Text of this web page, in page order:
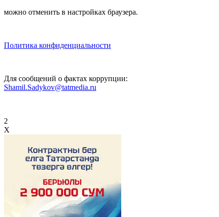
можно отменить в настройках браузера.
Политика конфиденциальности
Для сообщений о фактах коррупции:
Shamil.Sadykov@tatmedia.ru
2
X